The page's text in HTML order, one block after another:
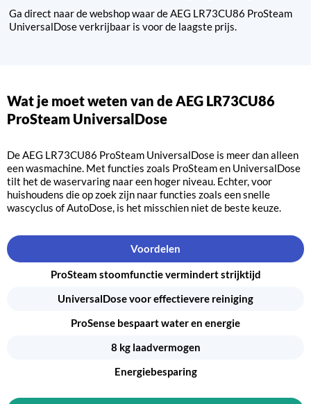
Ga direct naar de webshop waar de AEG LR73CU86 ProSteam
UniversalDose verkrijbaar is voor de laagste prijs.
Wat je moet weten van de AEG LR73CU86
ProSteam UniversalDose
De AEG LR73CU86 ProSteam UniversalDose is meer dan alleen
een wasmachine. Met functies zoals ProSteam en UniversalDose
tilt het de waservaring naar een hoger niveau. Echter, voor
huishoudens die op zoek zijn naar functies zoals een snelle
wascyclus of AutoDose, is het misschien niet de beste keuze.
Voordelen
ProSteam stoomfunctie vermindert strijktijd
UniversalDose voor effectievere reiniging
ProSense bespaart water en energie
8 kg laadvermogen
Energiebesparing